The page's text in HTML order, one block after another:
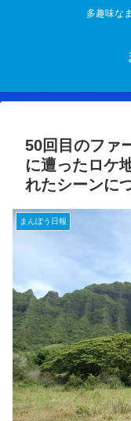
多趣味な
50回目のファ
に遭ったロケ
れたシーンに
まんぼう日報